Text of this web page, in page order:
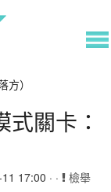
）
關卡：
17:00 · · 檢舉